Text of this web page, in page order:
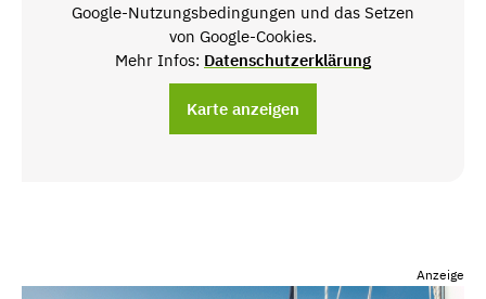
Google-Nutzungsbedingungen und das Setzen
von Google-Cookies.
Mehr Infos: Datenschutzerklärung
Karte anzeigen
Anzeige